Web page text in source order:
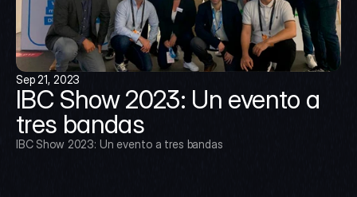
Sep 21, 2023
IBC Show 2023: Un evento a
tres bandas
IBC Show 2023: Un evento a tres bandas